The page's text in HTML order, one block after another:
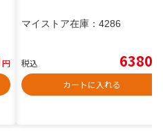
円
マイストア在庫： 4286
税込 6380
カートに入れる